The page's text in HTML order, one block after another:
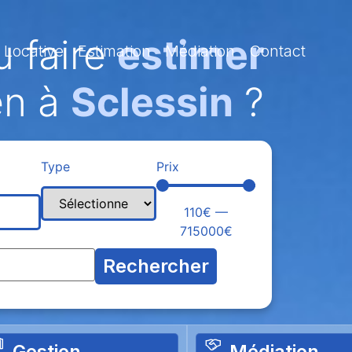
Estimation Médiation Contact
faireestimer
à Sclessin ?
Prix
110€ —
715000€
Type
Rechercher